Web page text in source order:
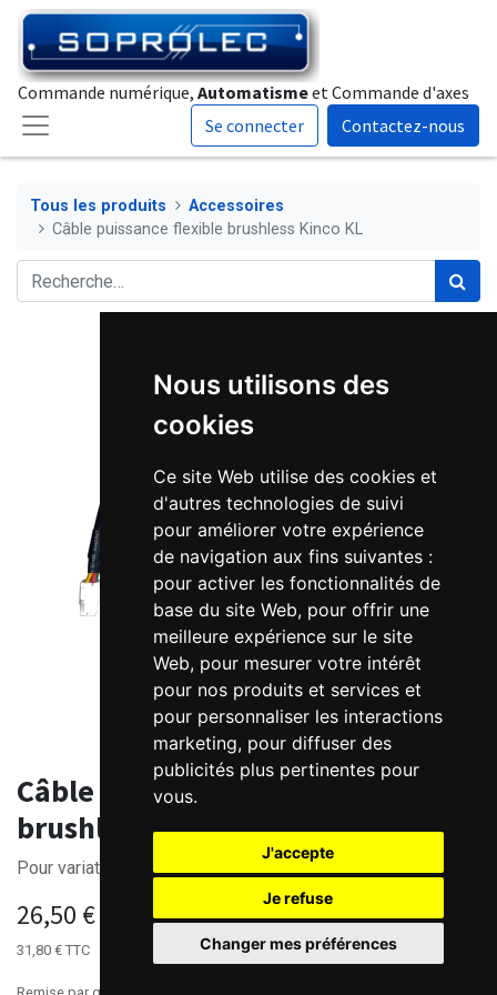
Nous utilisons des
cookies
Ce site Web utilise des cookies et
d'autres technologies de suivi
pour améliorer votre expérience
de navigation aux fins suivantes :
pour activer les fonctionnalités de
base du site Web, pour offrir une
meilleure expérience sur le site
Web, pour mesurer votre intérêt
pour nos produits et services et
pour personnaliser les interactions
marketing, pour diffuser des
publicités plus pertinentes pour
vous.
J'accepte
Je refuse
Changer mes préférences
Commande numérique, Automatismeet Commande d'axes
Se connecter
Contactez-nous
Tous les produits
Accessoires
Câble puissance flexible brushless Kinco KL
Câble puissance flexible
brushless Kinco KL
Pour variateurs CD420
26,50 €
31,80 € TTC